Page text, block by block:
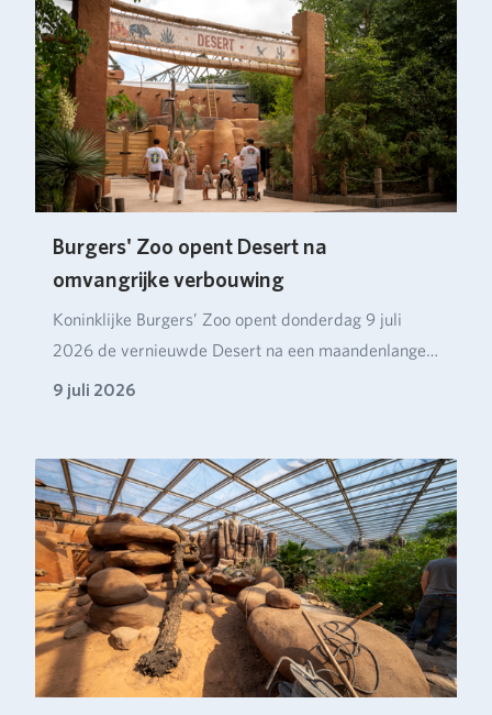
Burgers' Zoo opent Desert na
omvangrijke verbouwing
Koninklijke Burgers’ Zoo opent donderdag 9 juli
2026 de vernieuwde Desert na een maandenlange
verbou…
9 juli 2026